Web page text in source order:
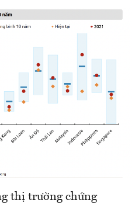
thị trường chứng